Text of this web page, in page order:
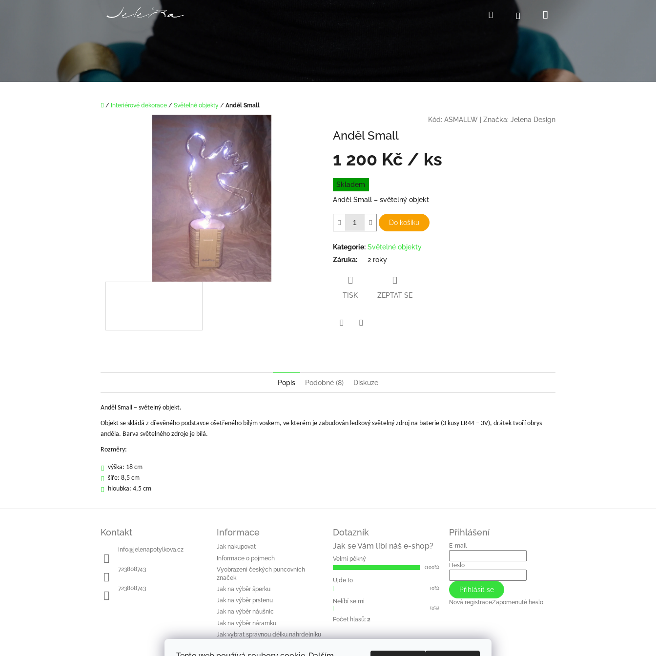
HledatPřihlášení
košík
Domů
/ Interiérové dekorace / Světelné objekty / Anděl Small
Kód: ASMALLW Značka: Jelena Design
Anděl Small
1 200 Kč / ks
Měrná
cena:
Skladem
Anděl Small – světelný objekt
Do košíku
Kategorie: Světelné objekty
Záruka: 2 roky
TISK ZEPTAT SE
Popis Podobné (8) Diskuze
Anděl Small – světelný objekt.
Objekt se skládá z dřevěného podstavce ošetřeného bílým voskem, ve kterém je zabudován ledkový světelný zdroj na baterie (3 kusy LR44 – 3V), drátek tvoří obrys
anděla. Barva světelného zdroje je bílá.
Rozměry:
výška: 18 cm
šíře: 8,5 cm
hloubka: 4,5 cm
Kontakt
info@jelenapotylkova.cz
723808743
723808743
Informace
Jak nakupovat
Informace o pojmech
Vyobrazení českých puncovních
značek
Jak na výběr šperku
Jak na výběr prstenu
Jak na výběr náušnic
Jak na výběr náramku
Jak vybrat správnou délku náhrdelníku
Dotazník
Jak se Vám líbí náš e-shop?
Velmi pěkný
(100%)
Ujde to
(0%)
Nelíbí se mi
(0%)
Počet hlasů: 2
Přihlášení
E-mail
Heslo
Přihlásit se
Nová registraceZapomenuté heslo